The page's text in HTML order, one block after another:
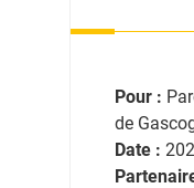
Pour :
de
Date :